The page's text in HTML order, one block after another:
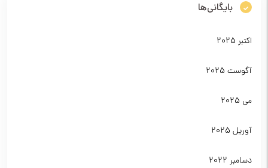
بایگانی‌ها
اکتبر 2025
آگوست 2025
می 2025
آوریل 2025
دسامبر 2022